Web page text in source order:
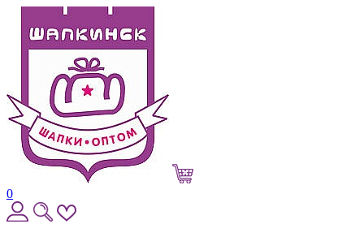
0